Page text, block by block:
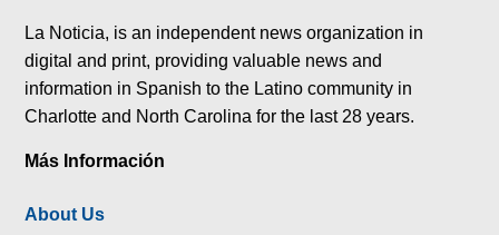
La Noticia, is an independent news organization in
digital and print, providing valuable news and
information in Spanish to the Latino community in
Charlotte and North Carolina for the last 28 years.
Más Información
About Us